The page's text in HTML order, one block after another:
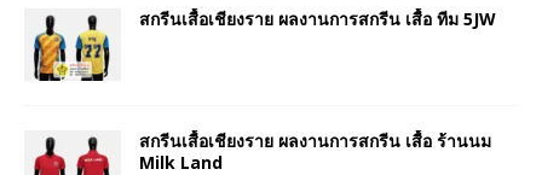
สกรีนเสื้อเชียงราย ผลงานการสกรีน เสื้อ ทีม 5JW
สกรีนเสื้อเชียงราย ผลงานการสกรีน เสื้อ ร้านนม
Milk Land